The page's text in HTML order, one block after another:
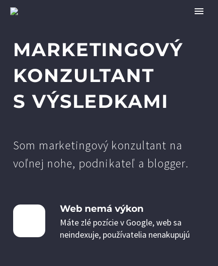
MARKETINGOVÝ
KONZULTANT
S VÝSLEDKAMI
Som marketingový konzultant na
voľnej nohe, podnikateľ a blogger.
Web nemá výkon
Máte zlé pozície v Google, web sa
neindexuje, používatelia nenakupujú